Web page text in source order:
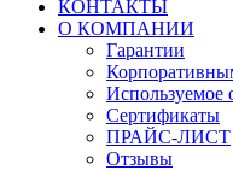
КОНТАКТЫ
О КОМПАНИИ
Гарантии
Используемое
Сертификаты
ПРАЙС-ЛИСТ
Отзывы